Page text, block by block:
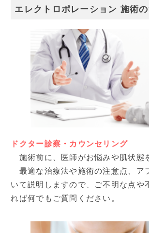
エレクトロポレーション 施術
ドクター診察・カウンセリング
施術前に、医師がお悩みや肌状態
最適な治療法や施術の注意点、ア
いて説明しますので、ご不明な点や
れば何でもご質問ください。